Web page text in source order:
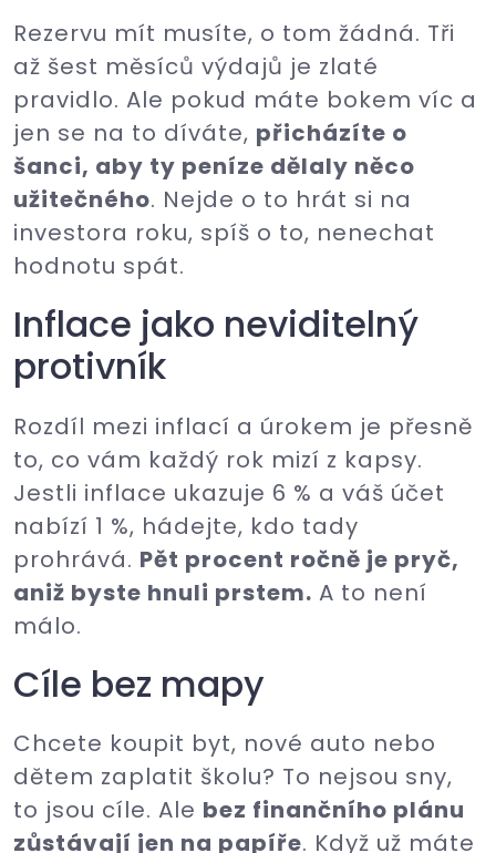
Rezervu mít musíte, o tom žádná. Tři
až šest měsíců výdajů je zlaté
pravidlo. Ale pokud máte bokem víc a
jen se na to díváte, přicházíte o
šanci, aby ty peníze dělaly něco
užitečného. Nejde o to hrát si na
investora roku, spíš o to, nenechat
hodnotu spát.
Inflace jako neviditelný
protivník
Rozdíl mezi inflací a úrokem je přesně
to, co vám každý rok mizí z kapsy.
Jestli inflace ukazuje 6 % a váš účet
nabízí 1 %, hádejte, kdo tady
prohrává. Pět procent ročně je pryč,
aniž byste hnuli prstem. A to není
málo.
Cíle bez mapy
Chcete koupit byt, nové auto nebo
dětem zaplatit školu? To nejsou sny,
to jsou cíle. Ale bez finančního plánu
zůstávají jen na papíře. Když už máte